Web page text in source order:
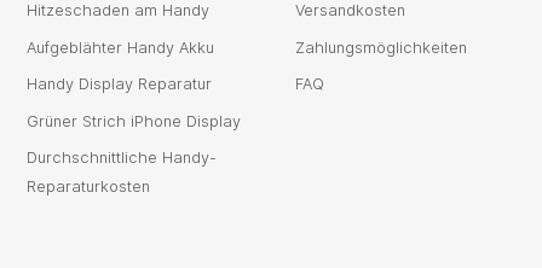
Hitzeschaden am Handy
Aufgeblähter Handy Akku
Handy Display Reparatur
Grüner Strich iPhone Display
Durchschnittliche Handy-
Reparaturkosten
Versandkosten
Zahlungsmöglichkeiten
FAQ